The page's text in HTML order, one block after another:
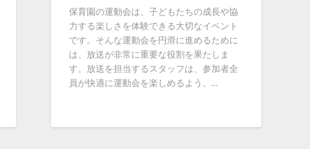
保育園の運動会は、子どもたちの成長や協
力する楽しさを体験できる大切なイベント
です。そんな運動会を円滑に進めるために
は、放送が非常に重要な役割を果たしま
す。放送を担当するスタッフは、参加者全
員が快適に運動会を楽しめるよう、…